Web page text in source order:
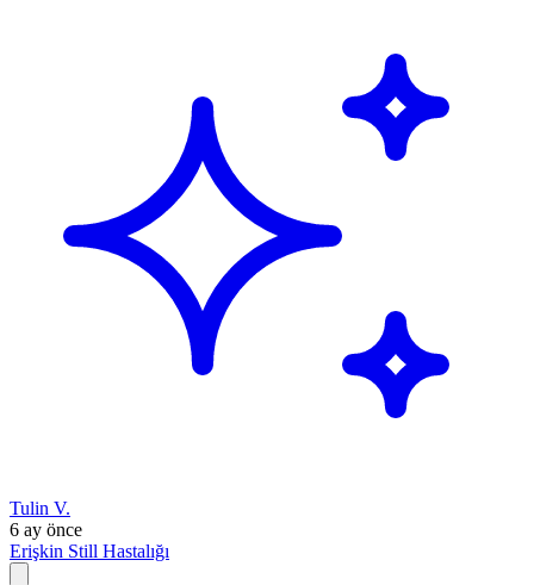
Tulin V.
6 ay önce
Erişkin Still Hastalığı